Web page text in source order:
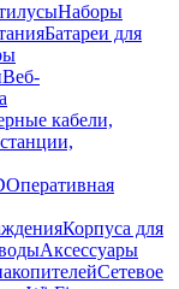
Наборы
Батареи для
Веб-
кабели,
Оперативная
Корпуса для
Аксессуары
Сетевое